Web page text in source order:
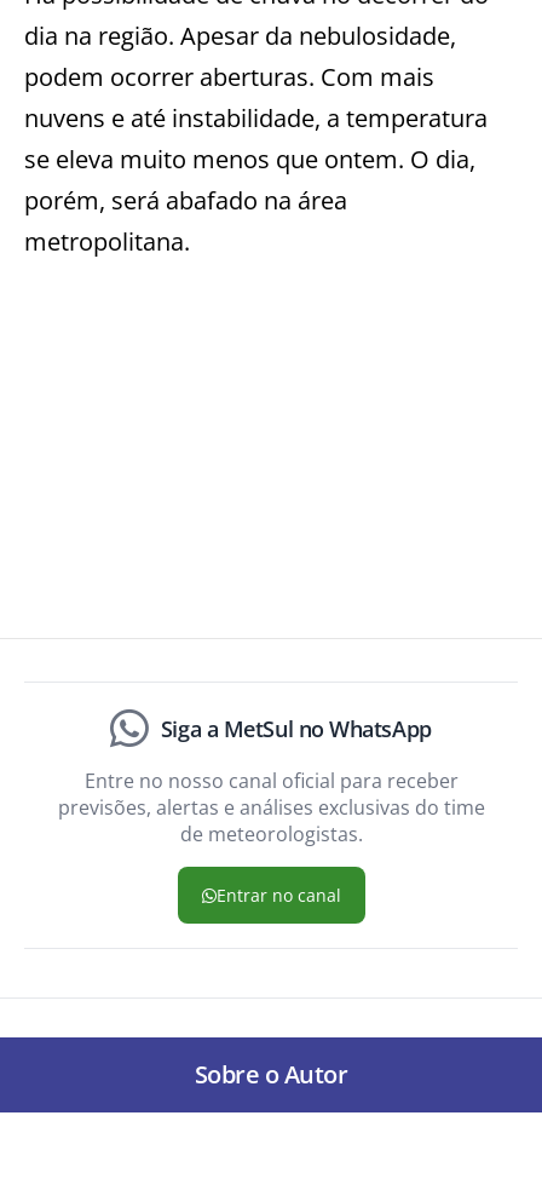
dia na região. Apesar da nebulosidade,
podem ocorrer aberturas. Com mais
nuvens e até instabilidade, a temperatura
se eleva muito menos que ontem. O dia,
porém, será abafado na área
metropolitana.
Siga a MetSul no WhatsApp
Entre no nosso canal oficial para receber
previsões, alertas e análises exclusivas do time
de meteorologistas.
Entrar no canal
Sobre o Autor